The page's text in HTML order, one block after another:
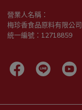
營業人名稱：
梅珍香食品原料有限公司
統一編號：12718859